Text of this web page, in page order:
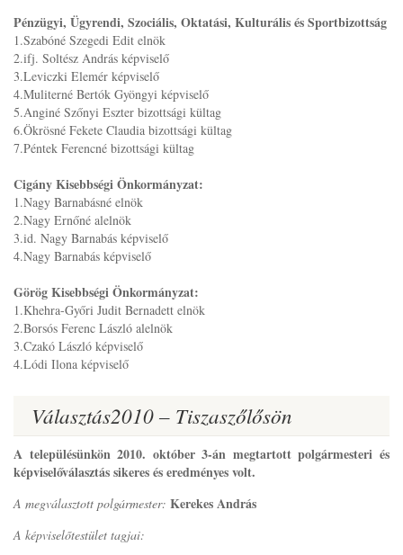
Pénzügyi, Ügyrendi, Szociális, Oktatási, Kulturális és Sportbizottság
1.Szabóné Szegedi Edit elnök
2.ifj. Soltész András képviselő
3.Leviczki Elemér képviselő
4.Muliterné Bertók Gyöngyi képviselő
5.Anginé Szőnyi Eszter bizottsági kültag
6.Ökrösné Fekete Claudia bizottsági kültag
7.Péntek Ferencné bizottsági kültag
Cigány Kisebbségi Önkormányzat:
1.Nagy Barnabásné elnök
2.Nagy Ernőné alelnök
3.id. Nagy Barnabás képviselő
4.Nagy Barnabás képviselő
Görög Kisebbségi Önkormányzat:
1.Khehra-Győri Judit Bernadett elnök
2.Borsós Ferenc László alelnök
3.Czakó László képviselő
4.Lódi Ilona képviselő
Választás2010 – Tiszaszőlősön
A településünkön 2010. október 3-án megtartott polgármesteri és
képviselőválasztás sikeres és eredményes volt.
A megválasztott polgármester: Kerekes András
A képviselőtestület tagjai: